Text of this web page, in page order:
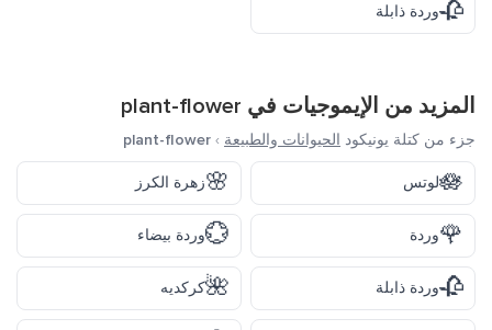
🥀وردة ذابلة
المزيد من الإيموجيات في plant-flower
جزء من كتلة يونيكود الحيوانات والطبيعة ›
plant-flower
🪷لوتس 🌸زهرة الكرز
🌹وردة 💮وردة بيضاء
🥀وردة ذابلة 🌺كركديه